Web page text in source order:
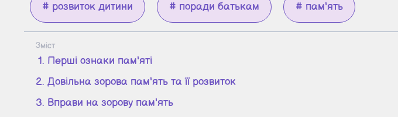
# розвиток дитини # поради батькам # пам'ять
Зміст
Перші ознаки пам'яті
Довільна зорова пам'ять та її розвиток
Вправи на зорову пам'ять